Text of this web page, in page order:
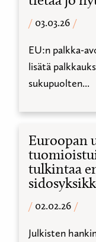
03.03.26
EU:n palkka-
lisätä
sukupuolten...
Euroopan
tulkintaa
02.02.26
Julkisten